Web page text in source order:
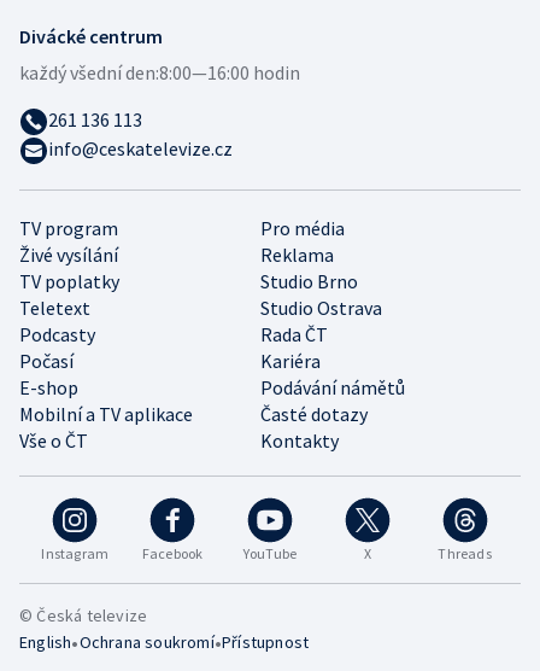
Instagram Facebook YouTube X Threads
TV program
Pro média
Živé vysílání
Reklama
TV poplatky
Studio Brno
Teletext
Studio Ostrava
Podcasty
Rada ČT
Počasí
Kariéra
E-shop
Podávání námětů
Mobilní a TV aplikace
Časté dotazy
Vše o ČT
Kontakty
Divácké centrum
každý všední den:8:00—16:00 hodin
261 136 113
info@ceskatelevize.cz
© Česká televize
English•Ochrana soukromí•Přístupnost